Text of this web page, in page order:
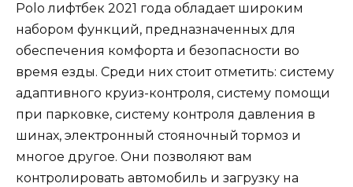
Polo лифтбек 2021 года обладает широким
набором функций, предназначенных для
обеспечения комфорта и безопасности во
время езды. Среди них стоит отметить: систему
адаптивного круиз-контроля, систему помощи
при парковке, систему контроля давления в
шинах, электронный стояночный тормоз и
многое другое. Они позволяют вам
контролировать автомобиль и загрузку на